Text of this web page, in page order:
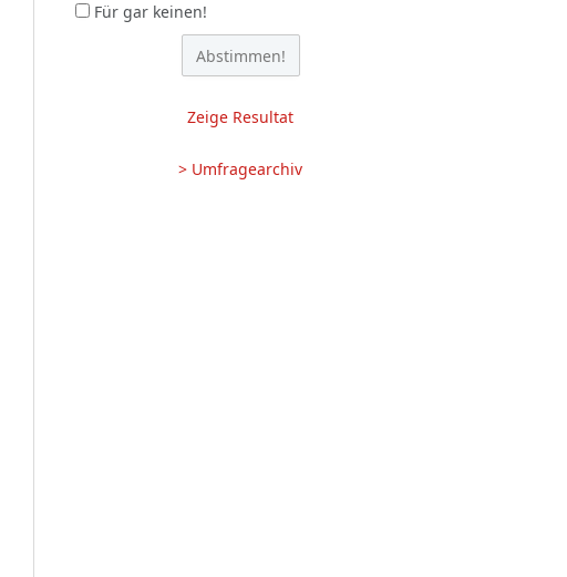
Für gar keinen!
Zeige Resultat
> Umfragearchiv